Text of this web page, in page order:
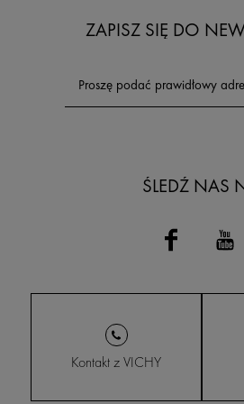
ZAPISZ SIĘ DO
ŚLEDŹ NAS
Kontakt z VICHY